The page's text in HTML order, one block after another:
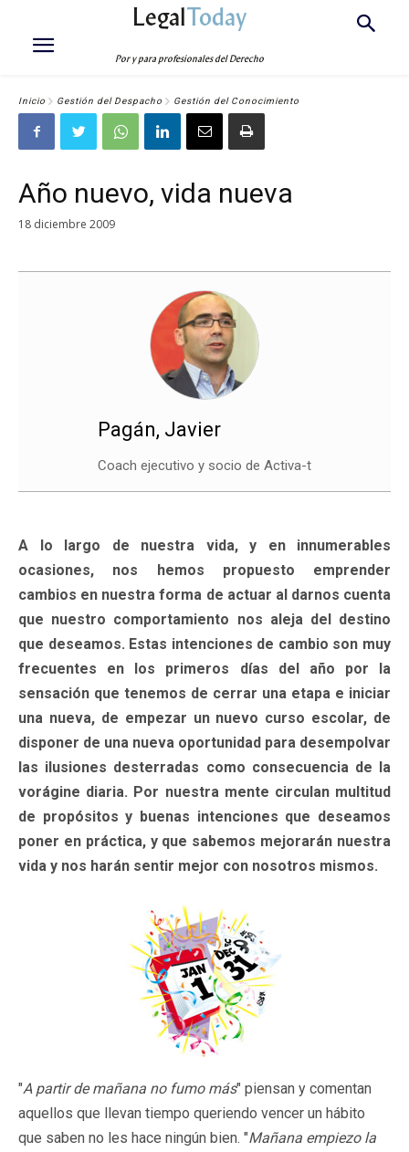
LegalToday
Por y para profesionales del Derecho
Inicio Gestión del Despacho Gestión del Conocimiento
Año nuevo, vida nueva
18 diciembre 2009
Pagán, Javier
Coach ejecutivo y socio de Activa-t
A lo largo de nuestra vida, y en innumerables
ocasiones, nos hemos propuesto emprender
cambios en nuestra forma de actuar al darnos cuenta
que nuestro comportamiento nos aleja del destino
que deseamos. Estas intenciones de cambio son muy
frecuentes en los primeros días del año por la
sensación que tenemos de cerrar una etapa e iniciar
una nueva, de empezar un nuevo curso escolar, de
disponer de una nueva oportunidad para desempolvar
las ilusiones desterradas como consecuencia de la
vorágine diaria. Por nuestra mente circulan multitud
de propósitos y buenas intenciones que deseamos
poner en práctica, y que sabemos mejorarán nuestra
vida y nos harán sentir mejor con nosotros mismos.
"A partir de mañana no fumo más" piensan y comentan
aquellos que llevan tiempo queriendo vencer un hábito
que saben no les hace ningún bien. "Mañana empiezo la